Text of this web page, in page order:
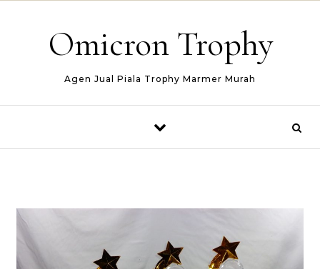
Omicron Trophy
Agen Jual Piala Trophy Marmer Murah